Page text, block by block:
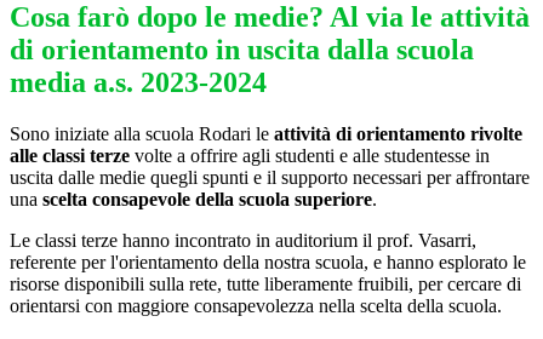
Cosa farò dopo le medie? Al via le attività
di orientamento in uscita dalla scuola
media a.s. 2023-2024
Sono iniziate alla scuola Rodari le attività di orientamento rivolte
alle classi terze volte a offrire agli studenti e alle studentesse in
uscita dalle medie quegli spunti e il supporto necessari per affrontare
una scelta consapevole della scuola superiore.
Le classi terze hanno incontrato in auditorium il prof. Vasarri,
referente per l'orientamento della nostra scuola, e hanno esplorato le
risorse disponibili sulla rete, tutte liberamente fruibili, per cercare di
orientarsi con maggiore consapevolezza nella scelta della scuola.